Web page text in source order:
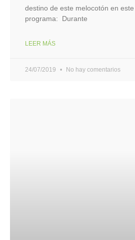
destino de este melocotón en
programa: Durante
LEER MÁS
24/07/2019 No hay comentarios